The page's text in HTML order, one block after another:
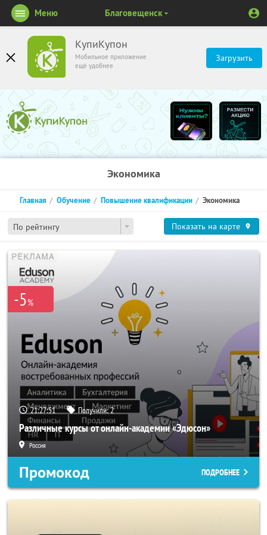
КупиКупон
Мобильное приложение
ещё удобнее
Загрузить
Меню Благовещенск
Экономика
По рейтингу
Главная Обучение Повышение квалификации Экономика
Показать на карте
-5%
21:27:50 Получили:2
Различные курсы от онлайн-академии «Эдюсон»
Россия
Промокод ПОДРОБНЕЕ